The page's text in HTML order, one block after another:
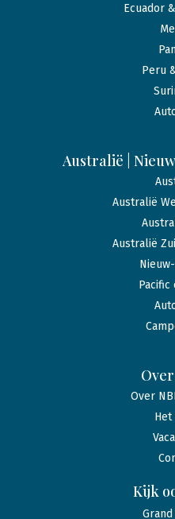
Ecuador
Peru
Australië |
Australië
Australië
Pacific
Over
Het
Kijk
Grand